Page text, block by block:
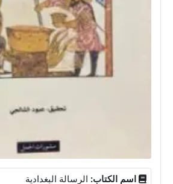
اسم الكتاب: الرسالة البغدادية